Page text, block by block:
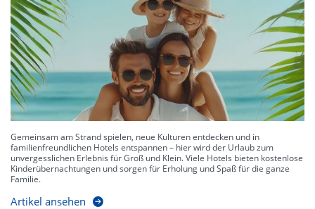
Gemeinsam am Strand spielen, neue Kulturen entdecken und in
familienfreundlichen Hotels entspannen – hier wird der Urlaub zum
unvergesslichen Erlebnis für Groß und Klein. Viele Hotels bieten kostenlose
Kinderübernachtungen und sorgen für Erholung und Spaß für die ganze
Familie.
Artikel ansehen